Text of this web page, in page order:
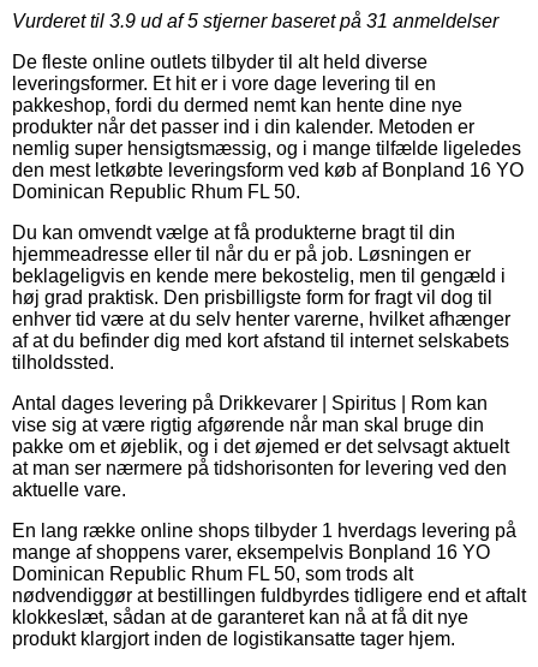
Vurderet til 3.9 ud af 5 stjerner baseret på 31 anmeldelser
De fleste online outlets tilbyder til alt held diverse
leveringsformer. Et hit er i vore dage levering til en
pakkeshop, fordi du dermed nemt kan hente dine nye
produkter når det passer ind i din kalender. Metoden er
nemlig super hensigtsmæssig, og i mange tilfælde ligeledes
den mest letkøbte leveringsform ved køb af Bonpland 16 YO
Dominican Republic Rhum FL 50.
Du kan omvendt vælge at få produkterne bragt til din
hjemmeadresse eller til når du er på job. Løsningen er
beklageligvis en kende mere bekostelig, men til gengæld i
høj grad praktisk. Den prisbilligste form for fragt vil dog til
enhver tid være at du selv henter varerne, hvilket afhænger
af at du befinder dig med kort afstand til internet selskabets
tilholdssted.
Antal dages levering på Drikkevarer | Spiritus | Rom kan
vise sig at være rigtig afgørende når man skal bruge din
pakke om et øjeblik, og i det øjemed er det selvsagt aktuelt
at man ser nærmere på tidshorisonten for levering ved den
aktuelle vare.
En lang række online shops tilbyder 1 hverdags levering på
mange af shoppens varer, eksempelvis Bonpland 16 YO
Dominican Republic Rhum FL 50, som trods alt
nødvendiggør at bestillingen fuldbyrdes tidligere end et aftalt
klokkeslæt, sådan at de garanteret kan nå at få dit nye
produkt klargjort inden de logistikansatte tager hjem.